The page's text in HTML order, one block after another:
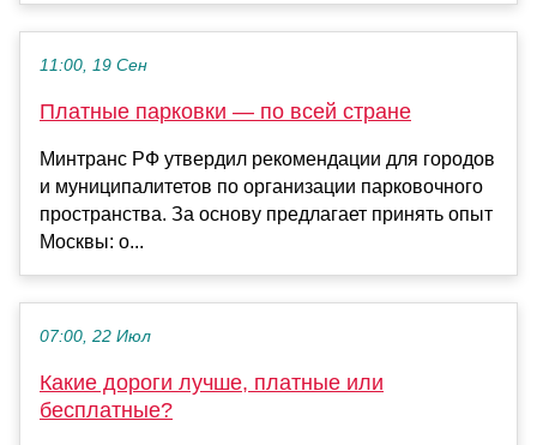
11:00, 19 Сен
Платные парковки — по всей стране
Минтранс РФ утвердил рекомендации для городов
и муниципалитетов по организации парковочного
пространства. За основу предлагает принять опыт
Москвы: о...
07:00, 22 Июл
Какие дороги лучше, платные или
бесплатные?